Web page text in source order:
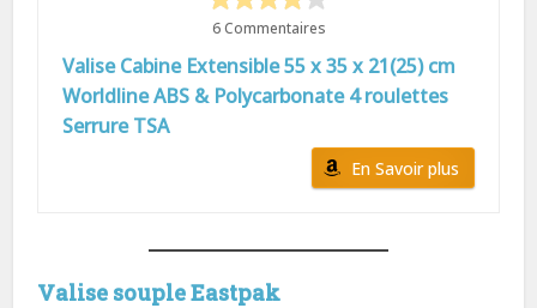
6 Commentaires
Valise Cabine Extensible 55 x 35 x 21(25) cm
Worldline ABS & Polycarbonate 4 roulettes
Serrure TSA
En Savoir plus
Valise souple Eastpak